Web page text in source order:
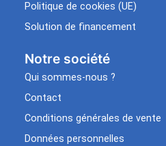
Politique de cookies (UE)
Solution de financement
Notre société
Qui sommes-nous ?
Contact
Conditions générales de vente
Données personnelles